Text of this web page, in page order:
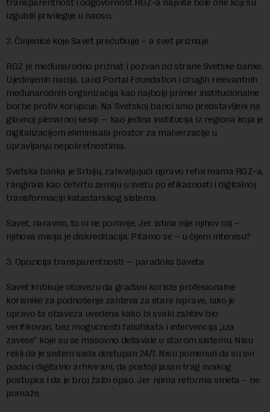
izgubili privilegije u haosu.
2. Činjenice koje Savet prećutkuje – a svet priznaje
RGZ je međunarodno priznat i pozvan od strane Svetske banke,
Ujedinjenih nacija, Land Portal Foundation i drugih relevantnih
međunarodnih organizacija kao najbolji primer institucionalne
borbe protiv korupcije. Na Svetskoj banci smo predstavljeni na
glavnoj plenarnoj sesiji — kao jedina institucija iz regiona koja je
digitalizacijom eliminisala prostor za malverzacije u
upravljanju nepokretnostima.
Svetska banka je Srbiju, zahvaljujući upravo reformama RGZ-a,
rangirala kao četvrtu zemlju u svetu po efikasnosti i digitalnoj
transformaciji katastarskog sistema.
Savet, naravno, to ni ne pominje. Jer istina nije njihov cilj –
njihova misija je diskreditacija. Pitamo se – u čijem interesu?
3. Opozicija transparentnosti — paradoks Saveta
Savet kritikuje obavezu da građani koriste profesionalne
korisnike za podnošenje zahteva za stare isprave, iako je
upravo ta obaveza uvedena kako bi svaki zahtev bio
verifikovan, bez mogućnosti falsifikata i intervencija „iza
zavese“ koje su se masovno dešavale u starom sistemu. Nisu
rekli da je sistem sada dostupan 24/7. Nisu pomenuli da su svi
podaci digitalno arhivirani, da postoji jasan trag svakog
postupka i da je broj žalbi opao. Jer njima reforma smeta – ne
pomaže.